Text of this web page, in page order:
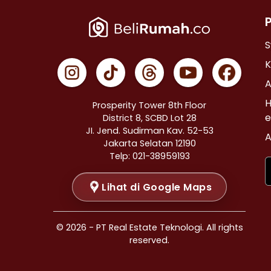
Properti Dijual di Johar Baru >
Properti Dijual di Menteng >
Properti Dijual di Tanah Abang >
Properti Dijual di Kramat >
Properti Dijual di Bendungan Hilir >
Properti Dijual di Jakarta Selatan >
Properti Dijual di Cilandak >
Properti Dijual di Gandaria Selatan >
Properti Dijual di Cipete Selatan >
Properti Dijual di Lenteng Agung >
Properti Dijual di Pondok Pinang >
Properti Dijual di Kebayoran Baru >
Properti Dijual di Mampang Prapatan >
Prosperity Tower 8th Floor
District 8, SCBD Lot 28
JI. Jend. Sudirman Kav. 52-53
Jakarta Selatan 12190
Telp: 021-38959193
Lihat di Google Maps
© 2026 - PT Real Estate Teknologi. All rights
reserved.